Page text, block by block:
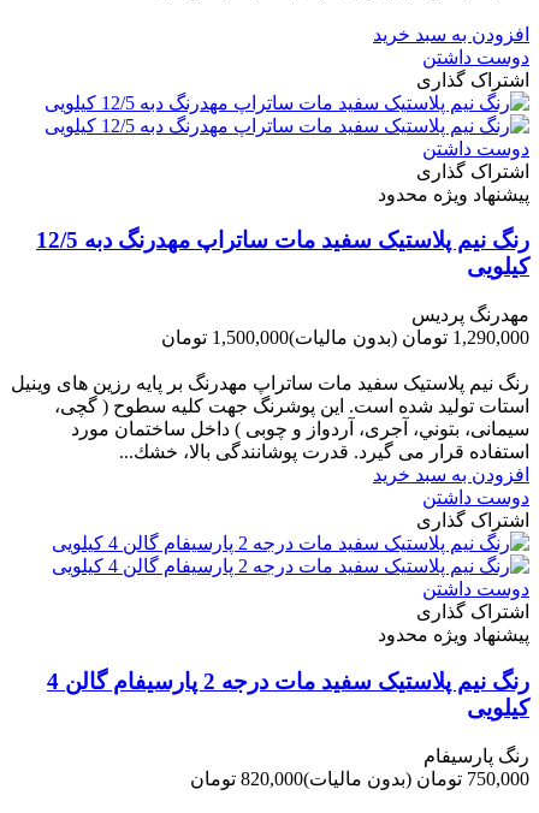
افزودن به سبد خرید
دوست داشتن
اشتراک گذاری
دوست داشتن
اشتراک گذاری
پیشنهاد ویژه محدود
رنگ نیم پلاستیک سفید مات ساتراپ مهدرنگ دبه 12/5
کیلویی
مهدرنگ پردیس
1,290,000 تومان
(بدون مالیات)1,500,000 تومان
رنگ نیم پلاستیک سفید مات ساتراپ مهدرنگ بر پایه رزین های وینیل
استات تولید شده است. این پوشرنگ جهت کلیه سطوح ( گچی،
سیمانی، بتوني، آجری، آردواز و چوبی ) داخل ساختمان مورد
استفاده قرار می گیرد. قدرت پوشانندگی بالا، خشك...
افزودن به سبد خرید
دوست داشتن
اشتراک گذاری
دوست داشتن
اشتراک گذاری
پیشنهاد ویژه محدود
رنگ نیم پلاستیک سفید مات درجه 2 پارسیفام گالن 4
کیلویی
رنگ پارسیفام
750,000 تومان
(بدون مالیات)820,000 تومان